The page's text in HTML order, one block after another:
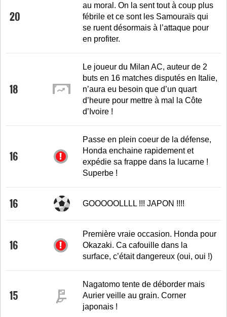
20
au moral. On la sent tout à coup plus
fébrile et ce sont les Samouraïs qui
se ruent désormais à l’attaque pour
en profiter.
18
Le joueur du Milan AC, auteur de 2
buts en 16 matches disputés en Italie,
n’aura eu besoin que d’un quart
d’heure pour mettre à mal la Côte
d’Ivoire !
16
Passe en plein coeur de la défense,
Honda enchaine rapidement et
expédie sa frappe dans la lucarne !
Superbe !
16 GOOOOOLLLL !!! JAPON !!!!
16
Première vraie occasion. Honda pour
Okazaki. Ca cafouille dans la
surface, c’était dangereux (oui, oui !)
15
Nagatomo tente de déborder mais
Aurier veille au grain. Corner
japonais !